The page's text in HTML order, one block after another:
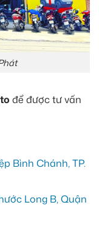
để được tư vấn
Bình Chánh, TP.
Long B, Quận